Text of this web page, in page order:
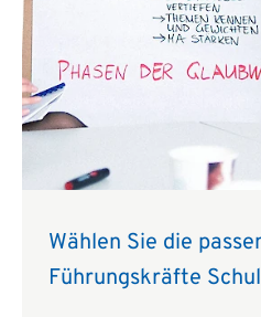
Wählen Sie die
Führungskräfte